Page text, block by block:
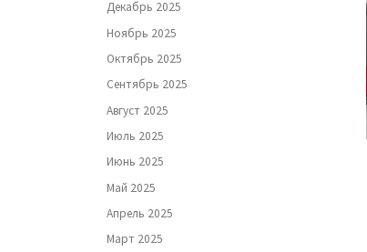
Декабрь 2025
Ноябрь 2025
Октябрь 2025
Сентябрь 2025
Август 2025
Июль 2025
Июнь 2025
Май 2025
Апрель 2025
Март 2025